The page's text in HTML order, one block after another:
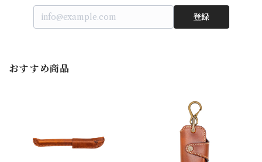
登録
おすすめ商品